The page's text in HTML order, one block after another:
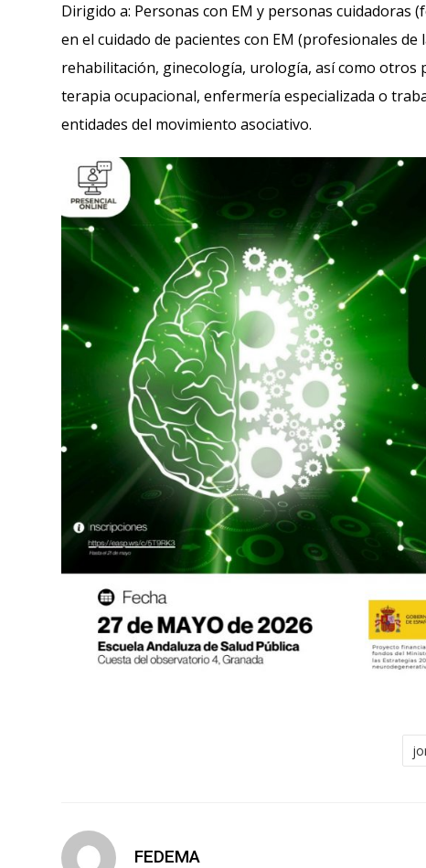
Dirigido a: Personas con EM y personas cuidadoras
en el cuidado de pacientes con EM (profesionales
rehabilitación, ginecología, urología, así como
terapia ocupacional, enfermería especializada o
entidades del movimiento asociativo.
FEDEMA